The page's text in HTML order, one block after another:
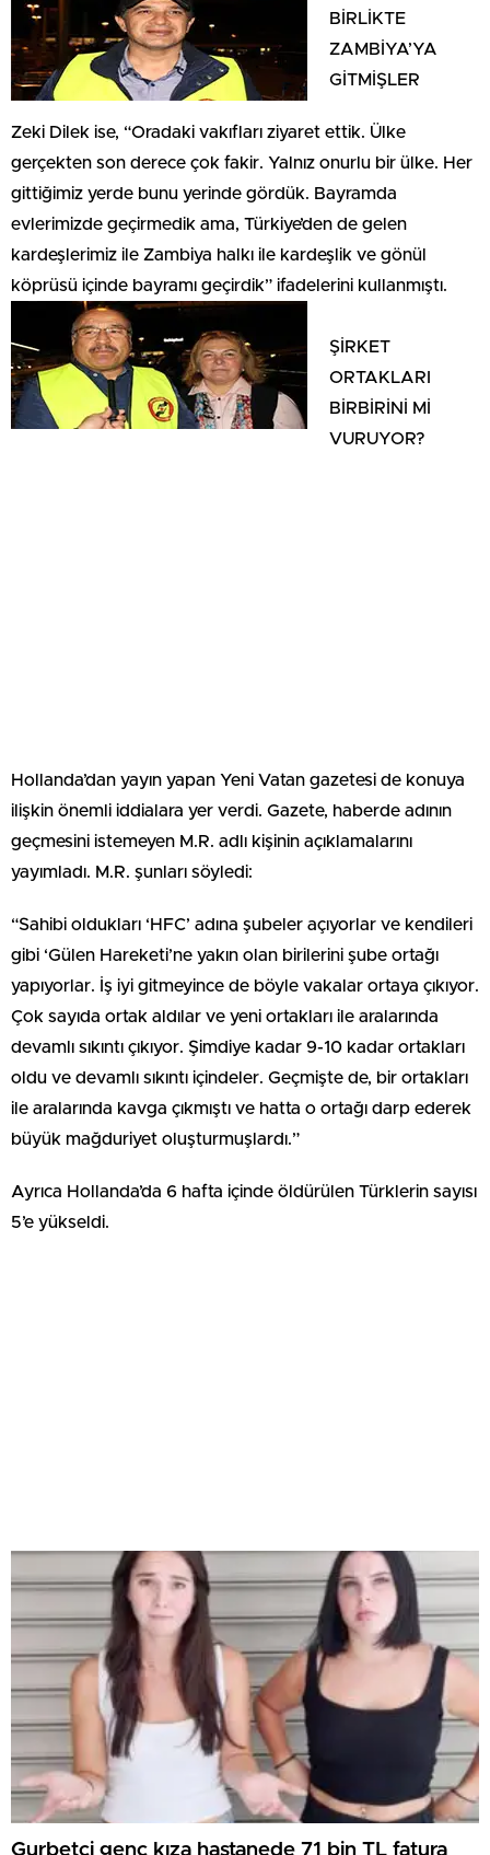
BİRLİKTE
ZAMBİYA’YA
GİTMİŞLER
Zeki Dilek ise, “Oradaki vakıfları ziyaret ettik. Ülke
gerçekten son derece çok fakir. Yalnız onurlu bir ülke. Her
gittiğimiz yerde bunu yerinde gördük. Bayramda
evlerimizde geçirmedik ama, Türkiye’den de gelen
kardeşlerimiz ile Zambiya halkı ile kardeşlik ve gönül
köprüsü içinde bayramı geçirdik” ifadelerini kullanmıştı.
ŞİRKET
ORTAKLARI
BİRBİRİNİ Mİ
VURUYOR?
Hollanda’dan yayın yapan Yeni Vatan gazetesi de konuya
ilişkin önemli iddialara yer verdi. Gazete, haberde adının
geçmesini istemeyen M.R. adlı kişinin açıklamalarını
yayımladı. M.R. şunları söyledi:
“Sahibi oldukları ‘HFC’ adına şubeler açıyorlar ve kendileri
gibi ‘Gülen Hareketi’ne yakın olan birilerini şube ortağı
yapıyorlar. İş iyi gitmeyince de böyle vakalar ortaya çıkıyor.
Çok sayıda ortak aldılar ve yeni ortakları ile aralarında
devamlı sıkıntı çıkıyor. Şimdiye kadar 9-10 kadar ortakları
oldu ve devamlı sıkıntı içindeler. Geçmişte de, bir ortakları
ile aralarında kavga çıkmıştı ve hatta o ortağı darp ederek
büyük mağduriyet oluşturmuşlardı.”
Ayrıca Hollanda’da 6 hafta içinde öldürülen Türklerin sayısı
5’e yükseldi.
Gurbetçi genç kıza hastanede 71 bin TL fatura